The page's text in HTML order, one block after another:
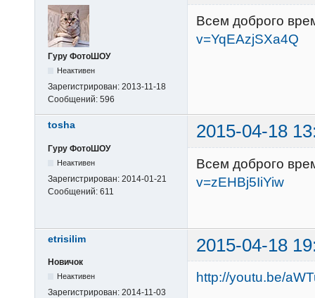
Гуру ФотоШОУ
Неактивен
Зарегистрирован: 2013-11-18
Сообщений: 596
Всем доброго
v=YqEAzjSXa4Q
tosha 2015-04-18
Гуру ФотоШОУ
Неактивен
Зарегистрирован: 2014-01-21
Сообщений: 611
Всем доброго
v=zEHBj5IiYiw
etrisilim 2015-04-18
Новичок
Неактивен
Зарегистрирован: 2014-11-03
http://youtu.be/